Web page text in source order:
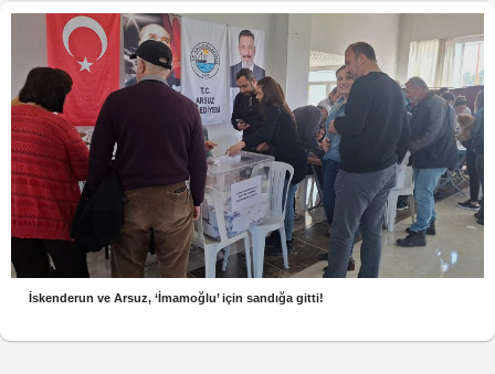
İskenderun ve Arsuz, ‘İmamoğlu’ için sandığa gitti!